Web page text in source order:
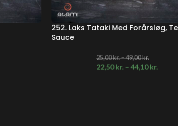
252. Laks Tataki Med Forårsløg,
Sauce
25,00kr.–49,00kr.
22,50kr. – 44,10kr.